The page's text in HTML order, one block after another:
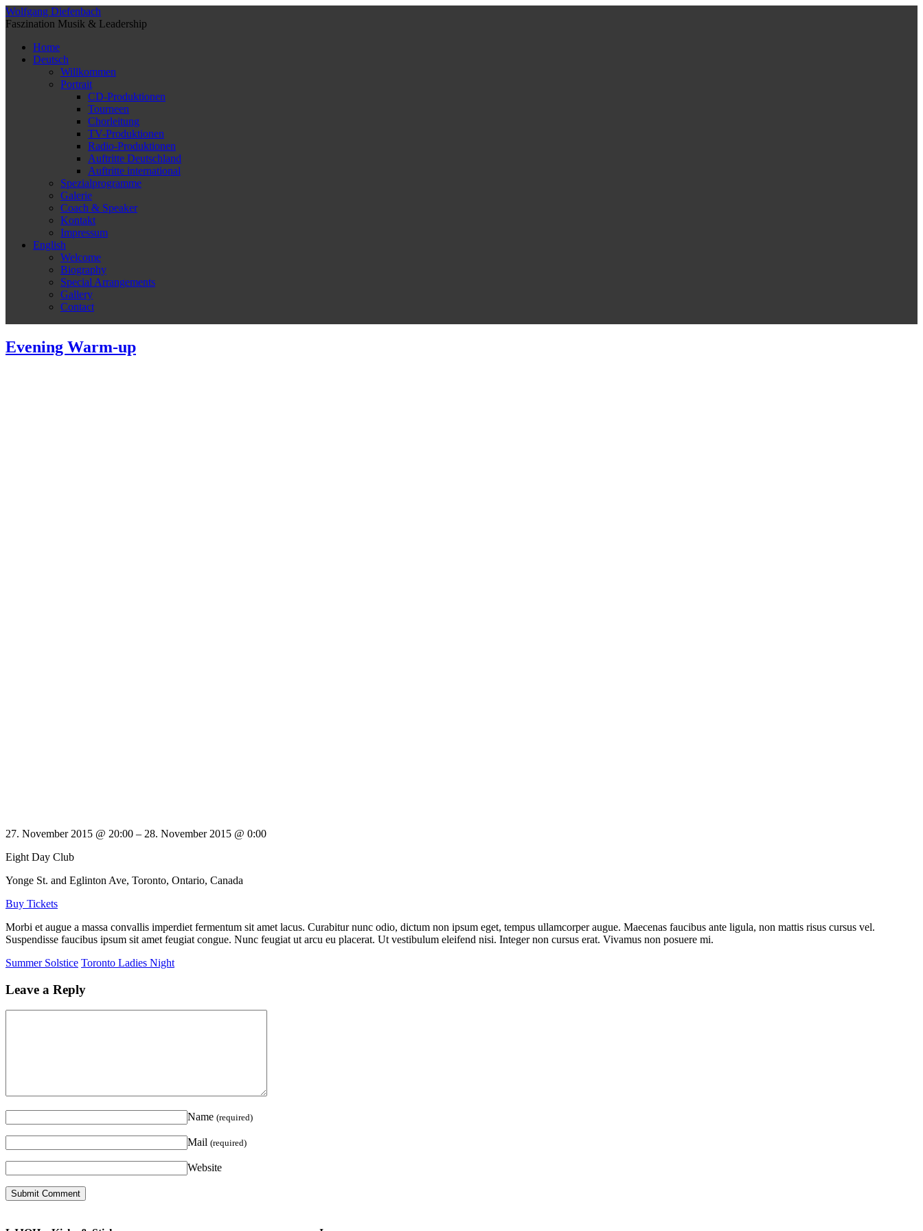
Wolfgang Diefenbach
Faszination Musik & Leadership
Home
Deutsch
Willkommen
Portrait
CD-Produktionen
Tourneen
Chorleitung
TV-Produktionen
Radio-Produktionen
Auftritte Deutschland
Auftritte international
Spezialprogramme
Galerie
Coach & Speaker
Kontakt
Impressum
English
Welcome
Biography
Special Arrangements
Gallery
Contact
Evening Warm-up
27. November 2015 @ 20:00 – 28. November 2015 @ 0:00
Eight Day Club
Yonge St. and Eglinton Ave, Toronto, Ontario, Canada
Buy Tickets
Morbi et augue a massa convallis imperdiet fermentum sit amet lacus. Curabitur nunc odio, dictum non ipsum eget, tempus ullamcorper augue. Maecenas faucibus ante ligula, non mattis risus cursus vel.
Suspendisse faucibus ipsum sit amet feugiat congue. Nunc feugiat ut arcu eu placerat. Ut vestibulum eleifend nisi. Integer non cursus erat. Vivamus non posuere mi.
Summer Solstice Toronto Ladies Night
Leave a Reply
Name (required)
Mail (required)
Website